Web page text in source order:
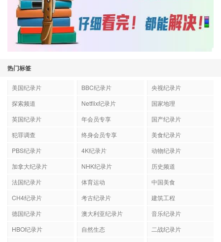
热门标签
美国纪录片 BBC纪录片
央视纪录片
探索频道
Netflix纪录片
国家地理
英国纪录片
年会员专享
国产纪录片
犯罪调查
终身会员专享
美食纪录片
PBS纪录片
4K纪录片
动物纪录片
加拿大纪录片
NHK纪录片
历史频道
法国纪录片
体育运动
中国美食
CH4纪录片
考古纪录片
建筑工程
德国纪录片
澳大利亚纪录片
音乐纪录片
HBO纪录片
自然生态
二战纪录片